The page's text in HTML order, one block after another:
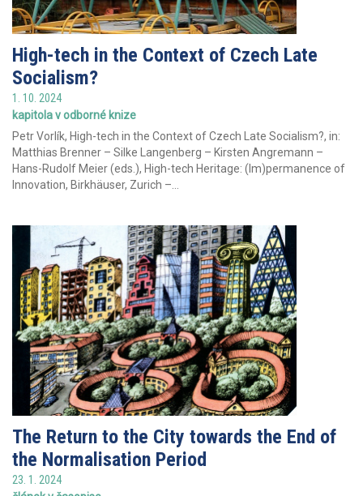
High-tech in the Context of Czech Late
Socialism?
1. 10. 2024
kapitola v odborné knize
Petr Vorlík, High-tech in the Context of Czech Late Socialism?, in:
Matthias Brenner – Silke Langenberg – Kirsten Angremann –
Hans-Rudolf Meier (eds.), High-tech Heritage: (Im)permanence of
Innovation, Birkhäuser, Zurich –...
The Return to the City towards the End of
the Normalisation Period
23. 1. 2024